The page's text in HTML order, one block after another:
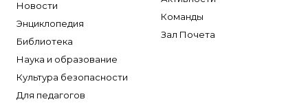
Новости
Энциклопедия
Библиотека
Наука и образование
Культура безопасности
Для педагогов
Команды
Зал Почета